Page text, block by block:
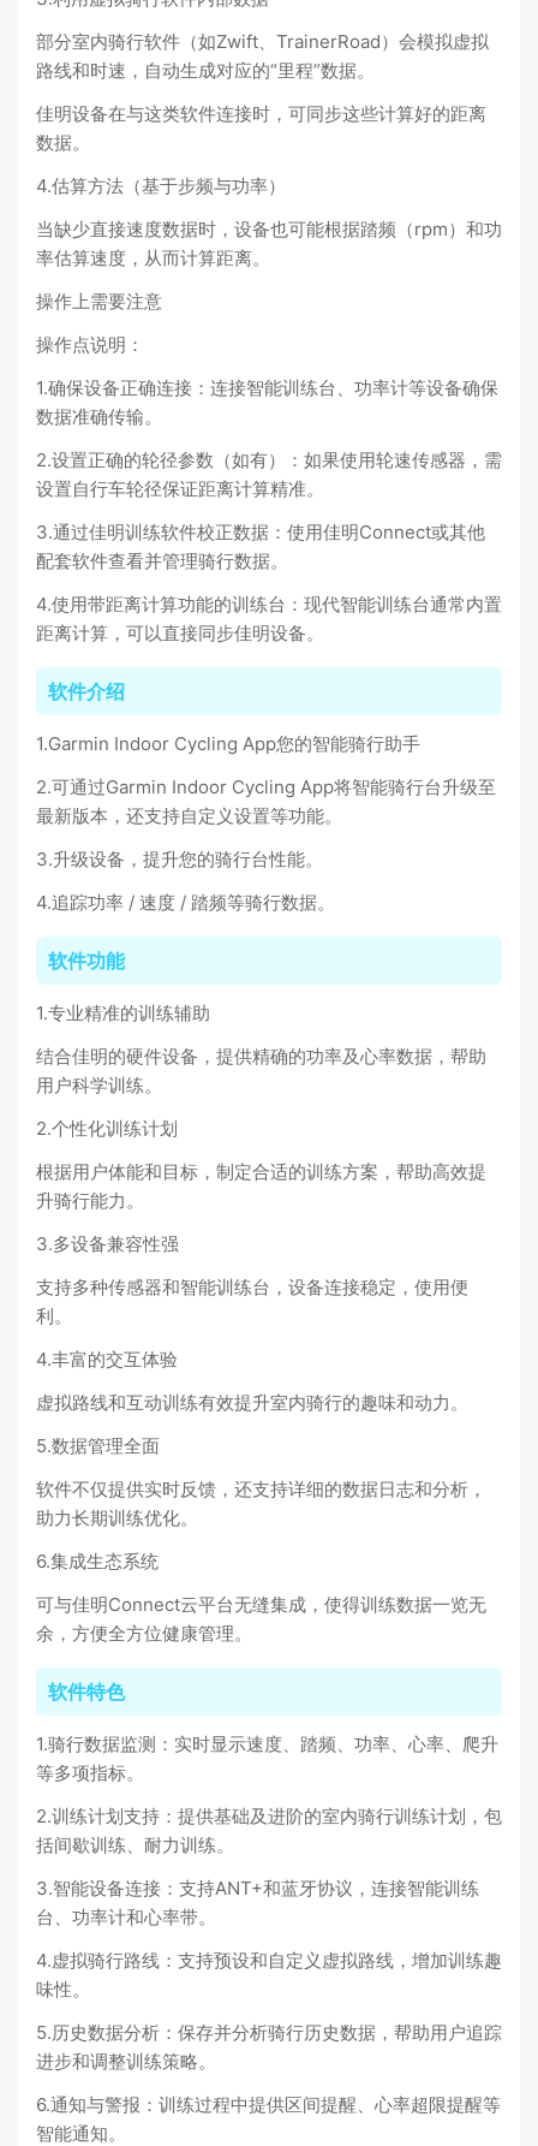
部分室内骑行软件（如Zwift、TrainerRoad）会模拟虚拟
路线和时速，自动生成对应的“里程”数据。
佳明设备在与这类软件连接时，可同步这些计算好的距离
数据。
4.估算方法（基于步频与功率）
当缺少直接速度数据时，设备也可能根据踏频（rpm）和功
率估算速度，从而计算距离。
操作上需要注意
操作点说明：
1.确保设备正确连接：连接智能训练台、功率计等设备确保
数据准确传输。
2.设置正确的轮径参数（如有）：如果使用轮速传感器，需
设置自行车轮径保证距离计算精准。
3.通过佳明训练软件校正数据：使用佳明Connect或其他
配套软件查看并管理骑行数据。
4.使用带距离计算功能的训练台：现代智能训练台通常内置
距离计算，可以直接同步佳明设备。
软件介绍
1.Garmin Indoor Cycling App您的智能骑行助手
2.可通过Garmin Indoor Cycling App将智能骑行台升级至
最新版本，还支持自定义设置等功能。
3.升级设备，提升您的骑行台性能。
4.追踪功率 / 速度 / 踏频等骑行数据。
软件功能
1.专业精准的训练辅助
结合佳明的硬件设备，提供精确的功率及心率数据，帮助
用户科学训练。
2.个性化训练计划
根据用户体能和目标，制定合适的训练方案，帮助高效提
升骑行能力。
3.多设备兼容性强
支持多种传感器和智能训练台，设备连接稳定，使用便
利。
4.丰富的交互体验
虚拟路线和互动训练有效提升室内骑行的趣味和动力。
5.数据管理全面
软件不仅提供实时反馈，还支持详细的数据日志和分析，
助力长期训练优化。
6.集成生态系统
可与佳明Connect云平台无缝集成，使得训练数据一览无
余，方便全方位健康管理。
软件特色
1.骑行数据监测：实时显示速度、踏频、功率、心率、爬升
等多项指标。
2.训练计划支持：提供基础及进阶的室内骑行训练计划，包
括间歇训练、耐力训练。
3.智能设备连接：支持ANT+和蓝牙协议，连接智能训练
台、功率计和心率带。
4.虚拟骑行路线：支持预设和自定义虚拟路线，增加训练趣
味性。
5.历史数据分析：保存并分析骑行历史数据，帮助用户追踪
进步和调整训练策略。
6.通知与警报：训练过程中提供区间提醒、心率超限提醒等
智能通知。